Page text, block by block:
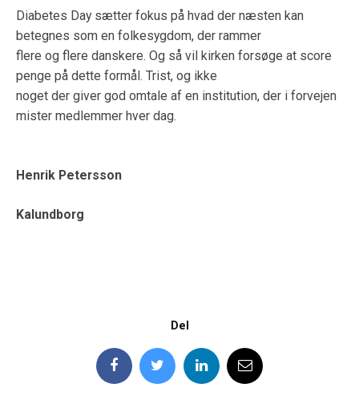
Diabetes Day sætter fokus på hvad der næsten kan
betegnes som en folkesygdom, der rammer
flere og flere danskere. Og så vil kirken forsøge at score
penge på dette formål. Trist, og ikke
noget der giver god omtale af en institution, der i forvejen
mister medlemmer hver dag.
Henrik Petersson
Kalundborg
Del